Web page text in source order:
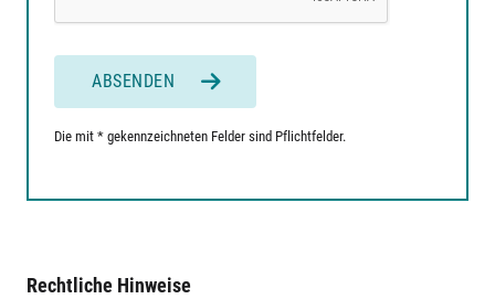
ABSENDEN
Die mit * gekennzeichneten Felder sind Pflichtfelder.
Rechtliche Hinweise